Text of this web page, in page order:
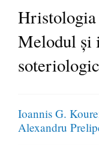
Melodul și
Ioannis G.
Alexandru